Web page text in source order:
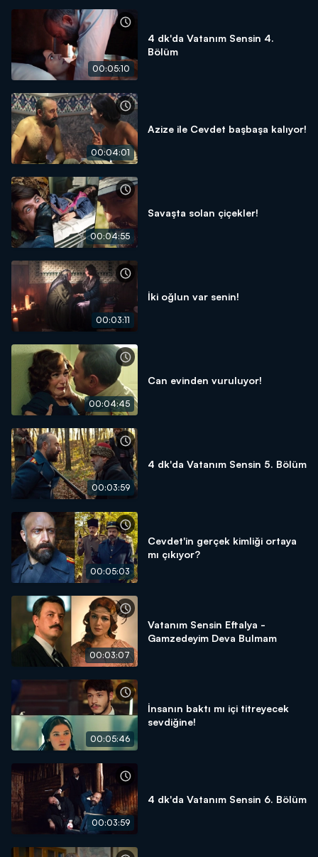
00:05:10
4 dk'da Vatanım Sensin 4.
Bölüm
00:04:01
Azize ile Cevdet başbaşa kalıyor!
00:04:55
Savaşta solan çiçekler!
00:03:11
İki oğlun var senin!
00:04:45
Can evinden vuruluyor!
00:03:59
4 dk'da Vatanım Sensin 5. Bölüm
00:05:03
Cevdet'in gerçek kimliği ortaya
mı çıkıyor?
00:03:07
Vatanım Sensin Eftalya -
Gamzedeyim Deva Bulmam
00:05:46
İnsanın baktı mı içi titreyecek
sevdiğine!
00:03:59
4 dk'da Vatanım Sensin 6. Bölüm